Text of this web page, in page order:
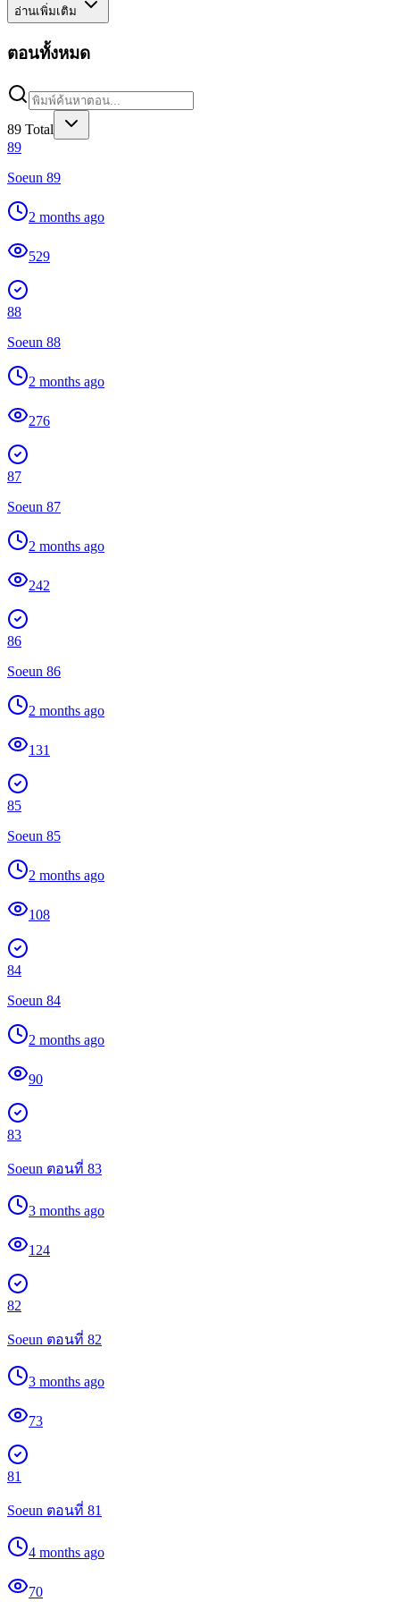
อ่านเพิ่มเติม
ตอนทั้งหมด
89 Total
89
Soeun 89
2 months ago
529
88
Soeun 88
2 months ago
276
87
Soeun 87
2 months ago
242
86
Soeun 86
2 months ago
131
85
Soeun 85
2 months ago
108
84
Soeun 84
2 months ago
90
83
Soeun ตอนที่ 83
3 months ago
124
82
Soeun ตอนที่ 82
3 months ago
73
81
Soeun ตอนที่ 81
4 months ago
70